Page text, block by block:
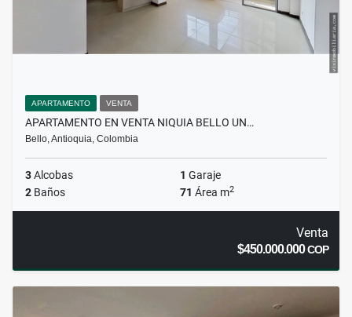
APARTAMENTO VENTA
APARTAMENTO EN VENTA NIQUIA BELLO UN…
Bello, Antioquia, Colombia
3Alcobas 1 Garaje
2 Baños 71 Área m2
Venta
$450.000.000COP